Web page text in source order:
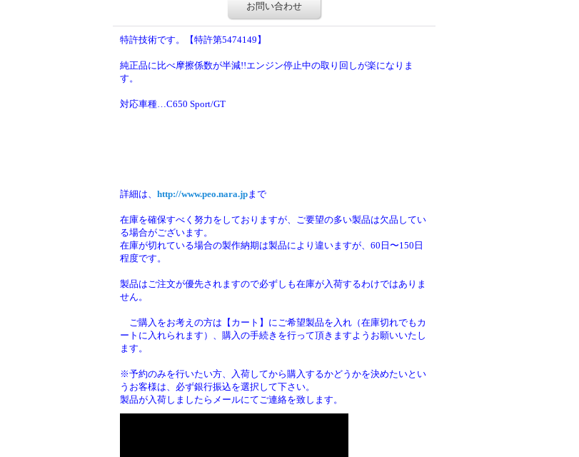
お問い合わせ
特許技術です。【特許第5474149】
純正品に比べ摩擦係数が半減!!エンジン停止中の取り回しが楽になりま
す。
対応車種…C650 Sport/GT
詳細は、 http://www.peo.nara.jpまで
在庫を確保すべく努力をしておりますが、ご要望の多い製品は欠品してい
る場合がございます。
在庫が切れている場合の製作納期は製品により違いますが、60日〜150日
程度です。
製品はご注文が優先されますので必ずしも在庫が入荷するわけではありま
せん。
ご購入をお考えの方は【カート】にご希望製品を入れ（在庫切れでもカ
ートに入れられます）、購入の手続きを行って頂きますようお願いいたし
ます。
※予約のみを行いたい方、入荷してから購入するかどうかを決めたいとい
うお客様は、必ず銀行振込を選択して下さい。
製品が入荷しましたらメールにてご連絡を致します。